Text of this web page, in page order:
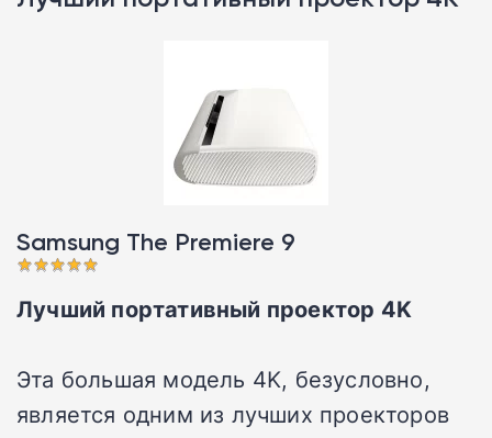
Samsung The Premiere 9󠁩󠁩󠁩󠁩󠁩󠁩
Лучший портативный проектор 4K
Эта большая модель 4K, безусловно,
является одним из лучших проекторов